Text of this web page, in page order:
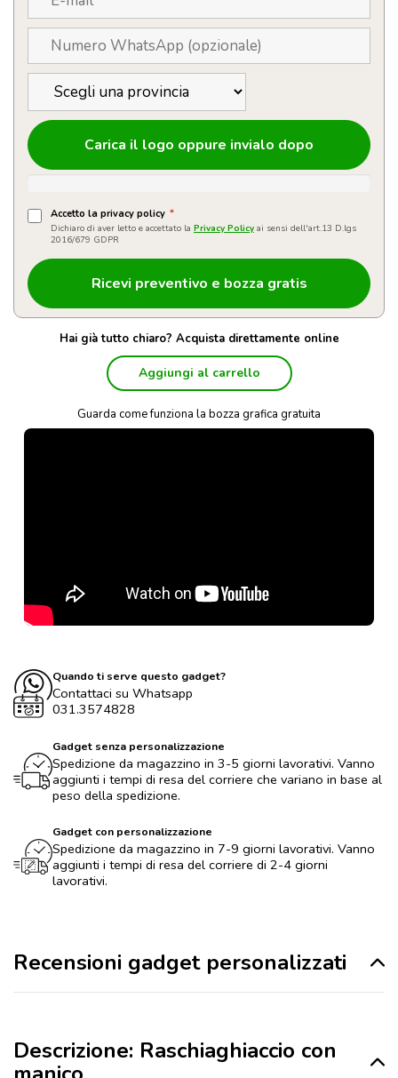
Carica il logo oppure invialo dopo
Accetto la privacy policy *
Dichiaro di aver letto e accettato la Privacy Policy ai sensi dell'art.13 D.lgs
2016/679 GDPR
Hai già tutto chiaro? Acquista direttamente online
Aggiungi al carrello
Guarda come funziona la bozza grafica gratuita
Quando ti serve questo gadget?
Contattaci su Whatsapp
031.3574828
Gadget senza personalizzazione
Spedizione da magazzino in 3-5 giorni lavorativi. Vanno
aggiunti i tempi di resa del corriere che variano in base al
peso della spedizione.
Gadget con personalizzazione
Spedizione da magazzino in 7-9 giorni lavorativi. Vanno
aggiunti i tempi di resa del corriere di 2-4 giorni
lavorativi.
Recensioni gadget personalizzati
Descrizione: Raschiaghiaccio con